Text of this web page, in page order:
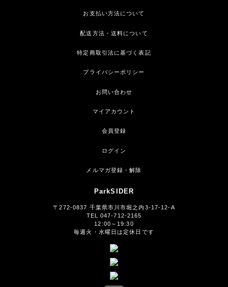
お支払い方法について
配送方法・送料について
特定商取引法に基づく表記
プライバシーポリシー
お問い合わせ
マイアカウント
会員登録
ログイン
メルマガ登録・解除
ParkSIDER
〒272-0837 千葉県市川市堀之内3-17-12-A
TEL 047-712-2165
12:00～19:30
毎週火・水曜日は定休日です